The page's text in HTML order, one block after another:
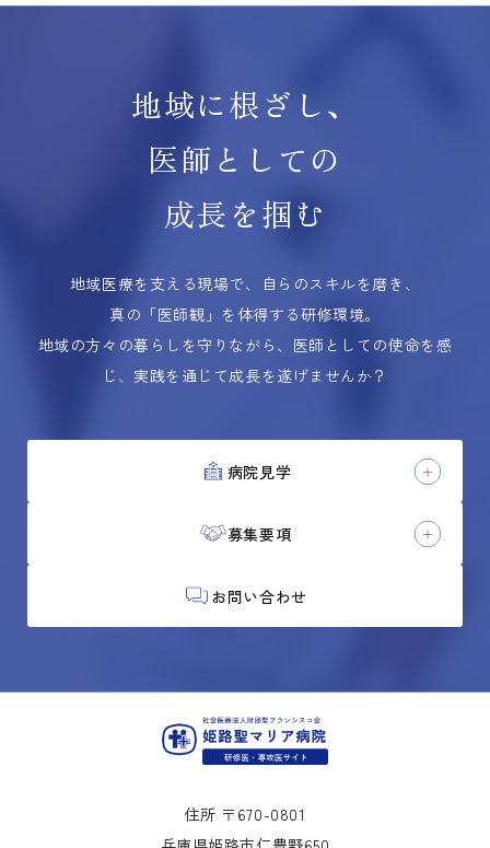
地域に根ざし、
医師としての
成長を掴む
地域医療を支える現場で、自らのスキルを磨き、
真の「医師観」を体得する研修環境。
地域の方々の暮らしを守りながら、医師としての使命を感
じ、実践を通じて成長を遂げませんか？
病院見学
募集要項
お問い合わせ
住所 〒670-0801